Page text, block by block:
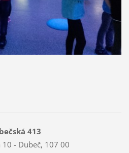
413
10 - Dubeč, 107 00